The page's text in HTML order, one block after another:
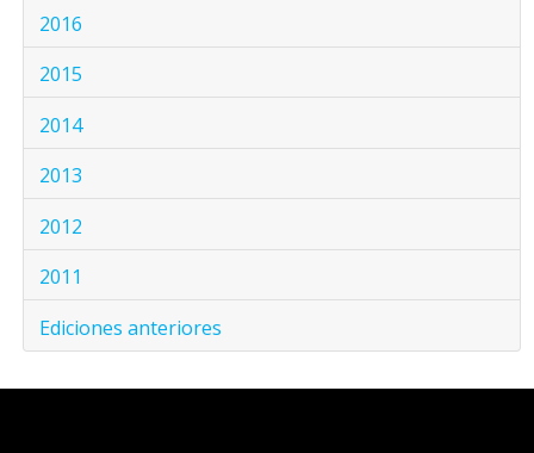
2016
2015
2014
2013
2012
2011
Ediciones anteriores